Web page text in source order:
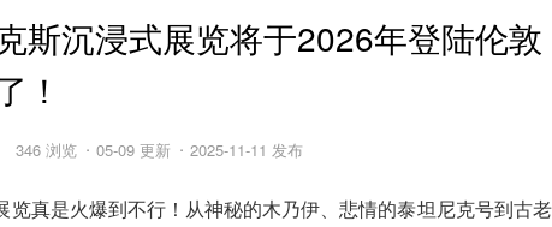
斯沉浸式展览将于2026年登陆伦敦
！
346 浏览 05-09 更新 2025-11-11 发布
览真是火爆到不行！从神秘的木乃伊、悲情的泰坦尼克号到古老